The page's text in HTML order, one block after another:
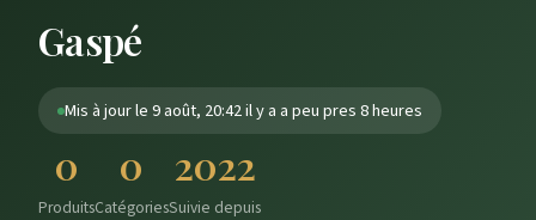
Gaspé
Mis à jour le 9 août, 20:42 il y a a peu pres 8 heures
0
Produits
0
Catégories
2022
Suivie depuis